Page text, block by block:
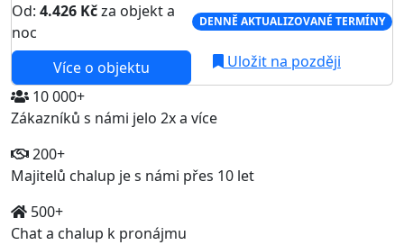
Od: 4.426 Kčza objekt a
noc
DENNĚ AKTUALIZOVANÉ TERMÍNY
Více o objektu
Uložit na později
10 000+
Zákazníků s námi jelo 2x a více
200+
Majitelů chalup je s námi přes 10 let
500+
Chat a chalup k pronájmu